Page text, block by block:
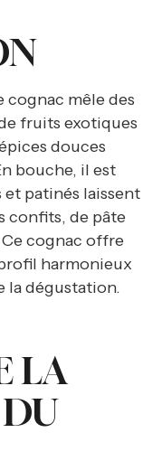
cognac mêle des
fruits exotiques
douces
bouche, il est
patinés laissent
confits, de pâte
cognac offre
harmonieux
la dégustation.
LA